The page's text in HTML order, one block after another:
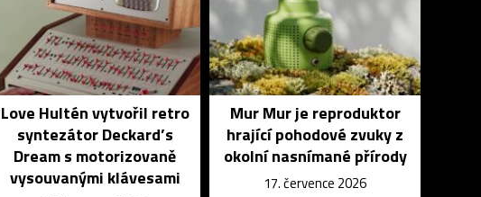
Love Hultén vytvořil retro
syntezátor Deckard’s
Dream s motorizovaně
vysouvanými klávesami
Mur Mur je reproduktor
hrající pohodové zvuky z
okolní nasnímané přírody
17. července 2026